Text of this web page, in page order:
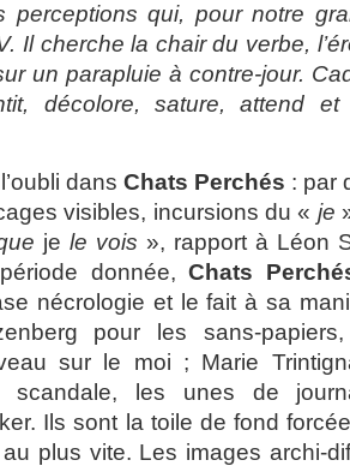
perceptions qui, pour notre
Il cherche la chair du verbe,
un parapluie à contre-jour.
décolore, sature, attend
dans Chats Perchés : par
visibles, incursions du « je
je le vois », rapport à Léon
donnée,Chats
nécrologie et le fait à sa
pour les sans-
sur le moi ; Marie
les unes de
Ils sont la toile de fond
au plus vite. Les images archi-